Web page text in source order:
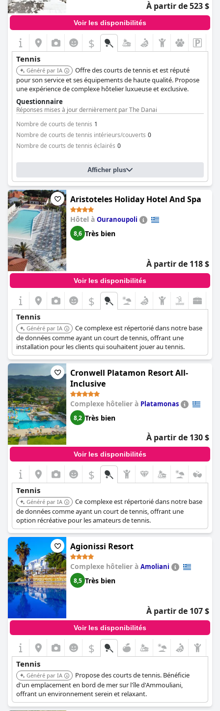
À partir de 523 $
Voir les disponibilités
$
Tennis
Généré par IA
Offre des courts de tennis et est réputé
pour son service et ses équipements de haute qualité. Propose
une expérience de complexe hôtelier luxueuse et exclusive.
Questionnaire
Réponses mises à jour dernièrement par The Danai
Nombre de courts de tennis 1
Nombre de courts de tennis intérieurs/couverts 0
Nombre de courts de tennis éclairés 0
Afficher plus
Aristoteles Holiday Hotel And Spa
Hôtel à Ouranoupoli
8,6 Très bien
À partir de 118 $
Voir les disponibilités
$
Tennis
Généré par IA
Ce complexe est répertorié dans notre base
de données comme ayant un court de tennis, offrant une
installation pour les clients qui souhaitent jouer au tennis.
Cronwell Platamon Resort All-
Inclusive
Complexe hôtelier à Platamonas
8,2 Très bien
À partir de 130 $
Voir les disponibilités
$
Tennis
Généré par IA
Ce complexe est répertorié dans notre base
de données comme ayant un court de tennis, offrant une
option récréative pour les amateurs de tennis.
Agionissi Resort
Complexe hôtelier à Amoliani
8,5 Très bien
À partir de 107 $
Voir les disponibilités
$
Tennis
Généré par IA
Propose des courts de tennis. Bénéficie
d'un emplacement en bord de mer sur l'île d'Ammouliani,
offrant un environnement serein et relaxant.